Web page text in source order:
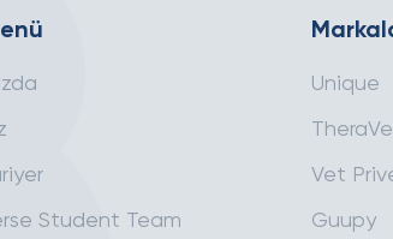
Student Team
Unique
Vet
Guupy